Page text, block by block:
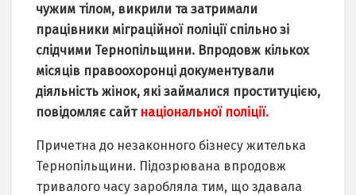
чужим тілом, викрили та затримали
працівники міграційної поліції спільно зі
слідчими Тернопільщини. Впродовж кількох
місяців правоохоронці документували
діяльність жінок, які займалися проституцією,
повідомляє сайт національної поліції.
Причетна до незаконного бізнесу жителька
Тернопільщини. Підозрювана впродовж
тривалого часу заробляла тим, що здавала